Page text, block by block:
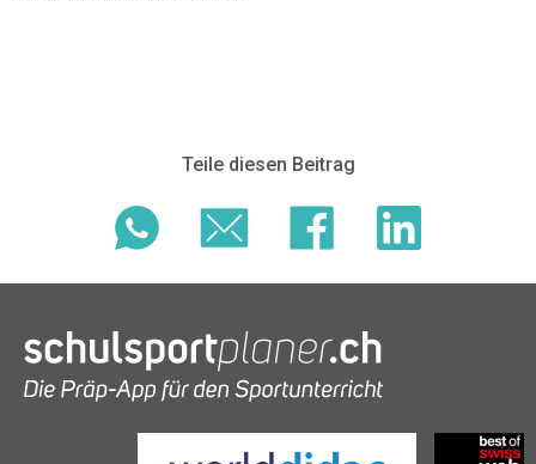
Teile diesen Beitrag